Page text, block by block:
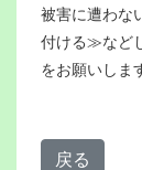
被害に遭わな
付ける≫など
をお願いしま
戻る